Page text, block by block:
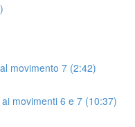
movimento 7 (2:42)
movimenti 6 e 7 (10:37)